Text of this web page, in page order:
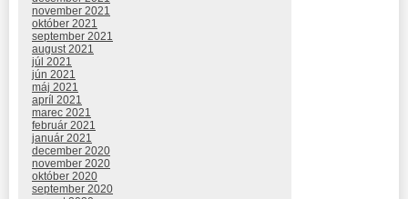
november 2021
október 2021
september 2021
august 2021
júl 2021
jún 2021
máj 2021
apríl 2021
marec 2021
február 2021
január 2021
december 2020
november 2020
október 2020
september 2020